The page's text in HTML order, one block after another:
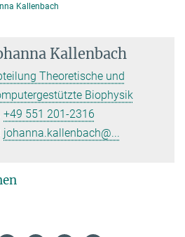
Kallenbach
Kallenbach
Theoretische und
Biophysik
+49 551 201-2316
johanna.kallenbach@...